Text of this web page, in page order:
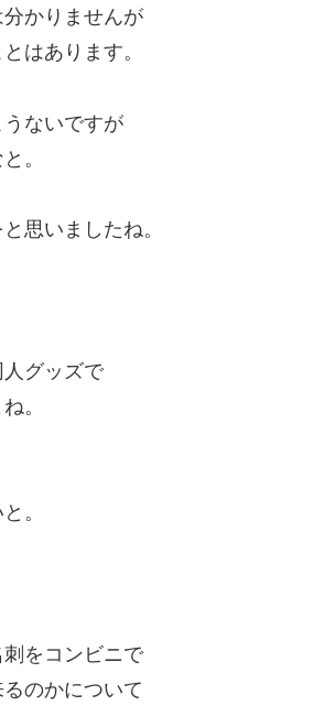
かりませんが
はあります。
ないですが
。
思いましたね。
グッズで
。
。
をコンビニで
のかについて